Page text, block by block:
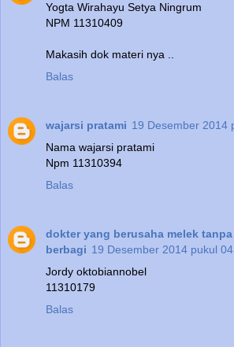
Yogta Wirahayu Setya Ningrum
NPM 11310409
Makasih dok materi nya ..
Balas
wajarsi pratami 19 Desember 2014
Nama wajarsi pratami
Npm 11310394
Balas
dokter yang berusaha melek
berbagi 19 Desember 2014 pukul
Jordy oktobiannobel
11310179
Balas